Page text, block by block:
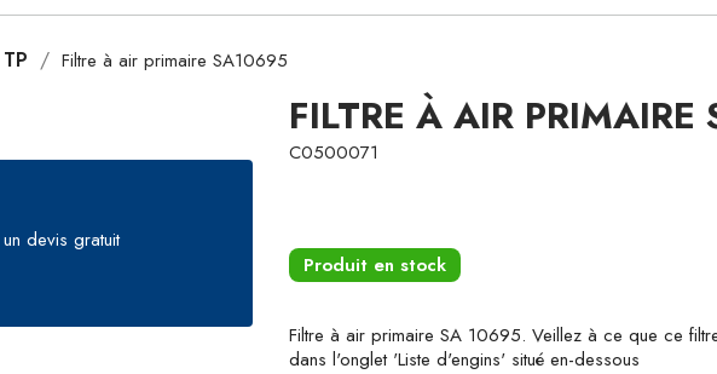
Filtre à air primaire SA10695
devis gratuit
FILTRE À AIR
C0500071
Produit en stock
Filtre à air primaire SA 10695. Veillez à ce que ce
dans l'onglet 'Liste d'engins' situé en-dessous